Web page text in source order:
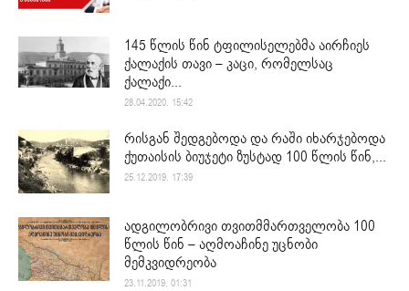
145 წლის წინ ტფილისელებმა აირჩიეს
ქალაქის თავი – კაცი, რომელსაც
ქალაქი...
28.04.2020. 15:42
რისგან შედგებოდა და რაში იხარჯებოდა
ქუთაისის ბიუჯეტი ზუსტად 100 წლის წინ,...
25.12.2019. 17:39
ადგილობრივი თვითმმართველობა 100
წლის წინ – აღმოაჩინე უცნობი
მემკვიდრეობა
23.11.2019. 01:31